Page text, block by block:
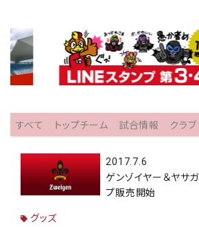
すべて トップチーム 試合情報 クラブ
2017.7.6
ゲンゾイヤー＆ヤサ
プ販売開始
グッズ